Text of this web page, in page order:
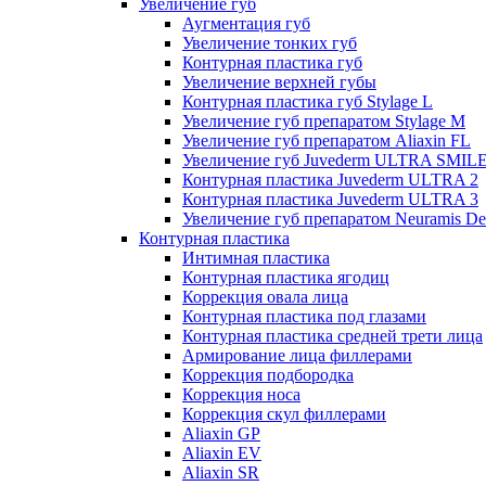
Увеличение губ
Аугментация губ
Увеличение тонких губ
Контурная пластика губ
Увеличение верхней губы
Контурная пластика губ Stylage L
Увеличение губ препаратом Stylage M
Увеличение губ препаратом Aliaxin FL
Увеличение губ Juvederm ULTRA
Контурная пластика Juvederm ULTRA 2
Контурная пластика Juvederm ULTRA 3
Увеличение губ препаратом Neuramis
Контурная пластика
Интимная пластика
Контурная пластика ягодиц
Коррекция овала лица
Контурная пластика под глазами
Контурная пластика средней трети лица
Армирование лица филлерами
Коррекция подбородка
Коррекция носа
Коррекция скул филлерами
Aliaxin GP
Aliaxin EV
Aliaxin SR